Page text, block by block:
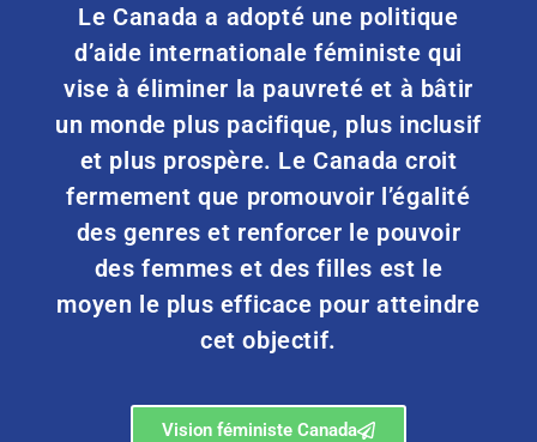
Le Canada a adopté une politique
d’aide internationale féministe qui
vise à éliminer la pauvreté et à bâtir
un monde plus pacifique, plus inclusif
et plus prospère. Le Canada croit
fermement que promouvoir l’égalité
des genres et renforcer le pouvoir
des femmes et des filles est le
moyen le plus efficace pour atteindre
cet objectif.
Vision féministe Canada